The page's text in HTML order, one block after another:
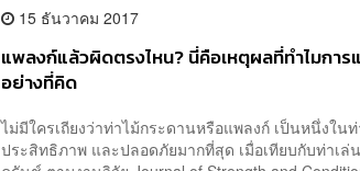
15 ธันวาคม 2017
แพลงก์แล้วผิดตรงไหน? นี่คือเหตุผลที่ทำไมกา
อย่างที่คิด
ไม่มีใครเถียงว่าท่าไม้กระดานหรือแพลงก์ เป็นหนึ่งใน
ประสิทธิภาพ และปลอดภัยมากที่สุด เมื่อเทียบกับท่าเล่